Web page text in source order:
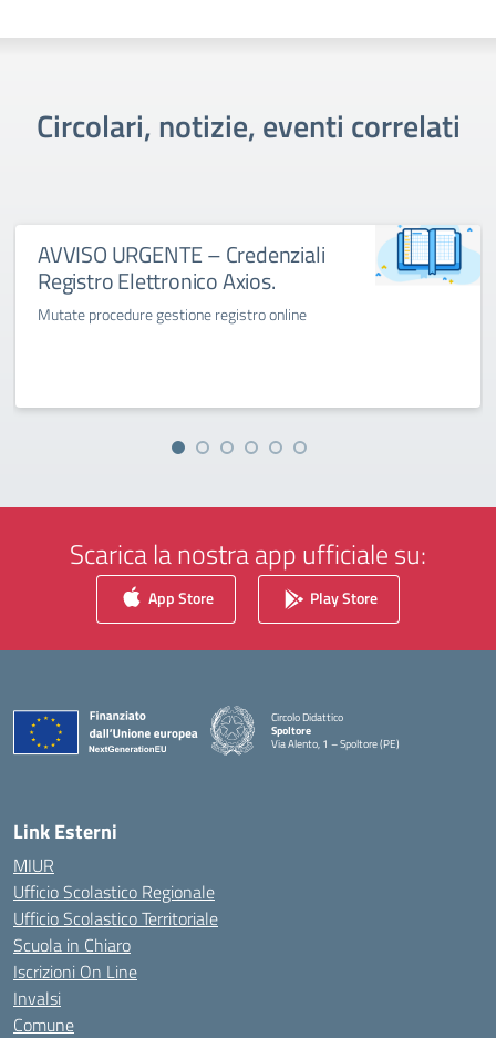
Circolari, notizie, eventi correlati
AVVISO URGENTE – Credenziali
Registro Elettronico Axios.
Mutate procedure gestione registro online
Scarica la nostra app ufficiale su:
App Store Play Store
Circolo Didattico
Spoltore
Via Alento, 1 – Spoltore (PE)
— Visita la pagina iniziale della scuola
Link Esterni
MIUR
Ufficio Scolastico Regionale
Ufficio Scolastico Territoriale
Scuola in Chiaro
Iscrizioni On Line
Invalsi
Comune